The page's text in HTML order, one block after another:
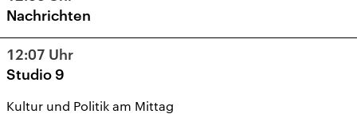
Nachrichten
12:07 Uhr
Studio 9
Kultur und Politik am Mittag